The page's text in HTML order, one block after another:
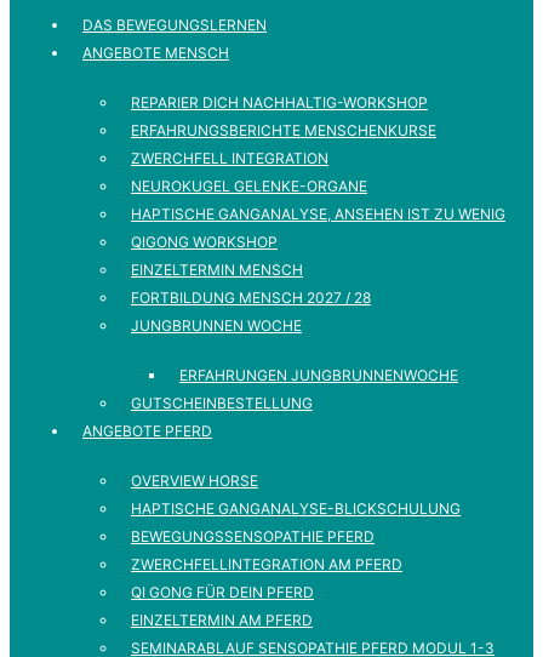
DAS BEWEGUNGSLERNEN
ANGEBOTE MENSCH
REPARIER DICH NACHHALTIG-WORKSHOP
ERFAHRUNGSBERICHTE MENSCHENKURSE
ZWERCHFELL INTEGRATION
NEUROKUGEL GELENKE-ORGANE
HAPTISCHE GANGANALYSE, ANSEHEN IST ZU WENIG
QIGONG WORKSHOP
EINZELTERMIN MENSCH
FORTBILDUNG MENSCH 2027 / 28
JUNGBRUNNEN WOCHE
ERFAHRUNGEN JUNGBRUNNENWOCHE
GUTSCHEINBESTELLUNG
ANGEBOTE PFERD
OVERVIEW HORSE
HAPTISCHE GANGANALYSE-BLICKSCHULUNG
BEWEGUNGSSENSOPATHIE PFERD
ZWERCHFELLINTEGRATION AM PFERD
QI GONG FÜR DEIN PFERD
EINZELTERMIN AM PFERD
SEMINARABLAUF SENSOPATHIE PFERD MODUL 1-3